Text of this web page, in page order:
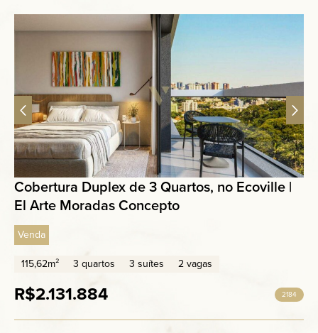
Cobertura Duplex de 3 Quartos, no Ecoville |
El Arte Moradas Concepto
Venda
115,62m²
3 quartos 3 suítes 2 vagas
R$2.131.884 2184